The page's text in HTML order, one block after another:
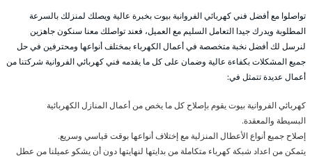
تواصلوا مع أفضل فني كهربائي الفروانية بيوت بخبرة عالية ويصلك لمنزلك بالسرعة
المطلوبة ويدرك جيدا التعامل السليم مع العميل، فعند تواصلك معنا سنكون جاهزين
لنرسل لك أفضل نخبة متخصصة في أعمال الكهرباء بمختلف أنواعها ومحترفين في حل
جميع المشكلات بكفاءة عالية وضمان على كل ما يقدمه فني كهربائي الفروانية شركتنا من
أعمال عديدة تتمثل في:
كهربائي الفروانية بيوت يقوم بإصلاح كل ما يخص من أعمال المنازل الكهربائية
البسيطة والمعقدة.
إصلاح جميع أنواع الأعطال المنزلية مع إختلاف أنواعها بوقت قياسي وسريع.
يتمكن من اعداد شبكة كهرباء متكاملة من بدايتها لنهايتها دون أن يشكو عميلنا من عطل